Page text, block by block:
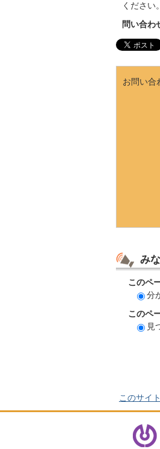
ください。
問い合
お問い合
み
このペ
分
このペ
見
このサイ